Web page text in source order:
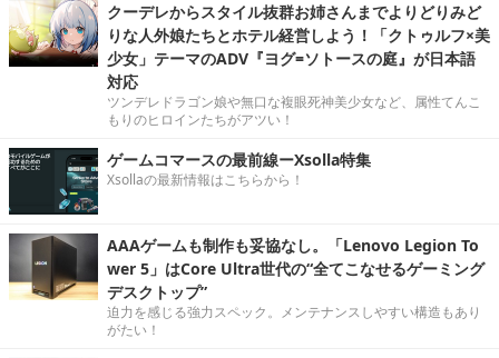
クーデレからスタイル抜群お姉さんまでよりどりみど
りな人外娘たちとホテル経営しよう！「クトゥルフ×美
少女」テーマのADV『ヨグ=ソトースの庭』が日本語
対応
ツンデレドラゴン娘や無口な複眼死神美少女など、属性てんこ
もりのヒロインたちがアツい！
ゲームコマースの最前線ーXsolla特集
Xsollaの最新情報はこちらから！
AAAゲームも制作も妥協なし。「Lenovo Legion To
wer 5」はCore Ultra世代の“全てこなせるゲーミング
デスクトップ”
迫力を感じる強力スペック。メンテナンスしやすい構造もあり
がたい！